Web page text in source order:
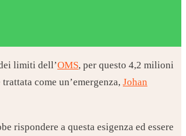
limiti dell’OMS, per questo 4,2 milioni
come un’emergenza, Johan
rispondere a questa esigenza ed essere